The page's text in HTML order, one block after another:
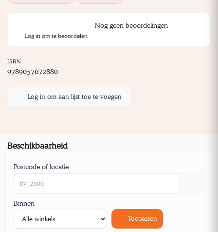
Nog geen beoordelingen
Log in om te beoordelen
ISBN
9789057672880
Log in om aan lijst toe te voegen
Beschikbaarheid
Postcode of locatie
Binnen
Toepassen